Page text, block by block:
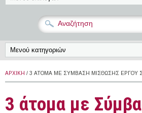
ΑΡΧΙΚΉ / 3 ΆΤΟΜΑ ΜΕ ΣΎΜΒΑΣΗ ΜΊΣΘΩΣΗΣ ΈΡΓΟΥ
3 άτομα με